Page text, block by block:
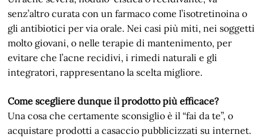
senz’altro curata con un farmaco come l’isotretinoina o
gli antibiotici per via orale. Nei casi più miti, nei soggetti
molto giovani, o nelle terapie di mantenimento, per
evitare che l’acne recidivi, i rimedi naturali e gli
integratori, rappresentano la scelta migliore.
Come scegliere dunque il prodotto più efficace?
Una cosa che certamente sconsiglio è il “fai da te”, o
acquistare prodotti a casaccio pubblicizzati su internet.